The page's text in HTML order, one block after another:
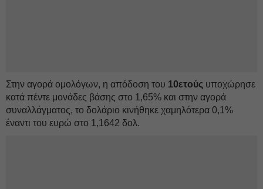
Στην αγορά ομολόγων, η απόδοση του 10ετούς υποχώρησε
κατά πέντε μονάδες βάσης στο 1,65% και στην αγορά
συναλλάγματος, το δολάριο κινήθηκε χαμηλότερα 0,1%
έναντι του ευρώ στο 1,1642 δολ.